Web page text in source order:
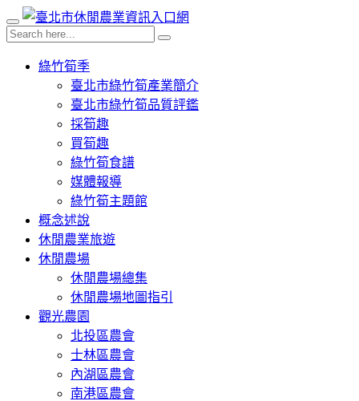
綠竹筍季
臺北市綠竹筍產業簡介
臺北市綠竹筍品質評鑑
採筍趣
買筍趣
綠竹筍食譜
媒體報導
綠竹筍主題館
概念述說
休閒農業旅遊
休閒農場
休閒農場總集
休閒農場地圖指引
觀光農園
北投區農會
士林區農會
內湖區農會
南港區農會